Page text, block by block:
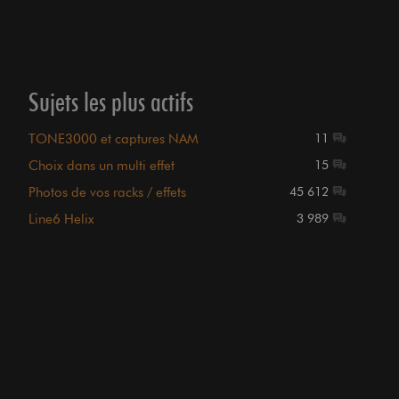
Sujets les plus actifs
TONE3000 et captures NAM 11
Choix dans un multi effet 15
Photos de vos racks / effets 45 612
Line6 Helix 3 989